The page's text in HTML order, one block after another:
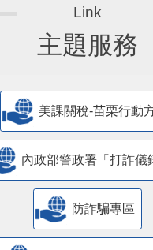
主題服務
美課關稅-苗栗行動
內政部警政署「打詐儀
防詐騙專區